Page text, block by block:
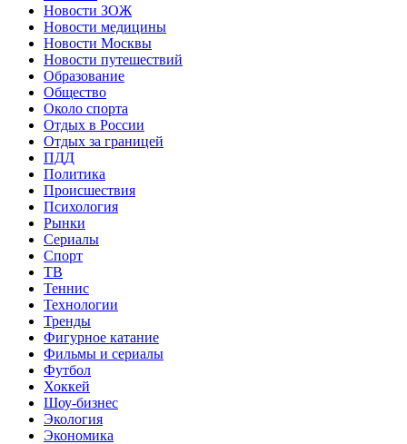
Новости ЗОЖ
Новости медицины
Новости Москвы
Новости путешествий
Образование
Общество
Около спорта
Отдых в России
Отдых за границей
ПДД
Политика
Происшествия
Психология
Рынки
Сериалы
Спорт
ТВ
Теннис
Технологии
Тренды
Фигурное катание
Фильмы и сериалы
Футбол
Хоккей
Шоу-бизнес
Экология
Экономика